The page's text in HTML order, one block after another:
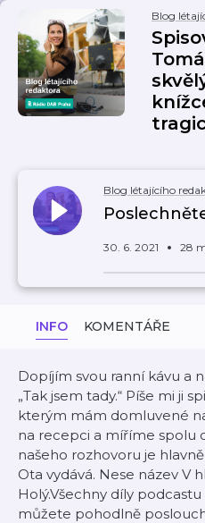
Blog
Blog létajícího
30. 6. 2021 28
INFO KOMENTÁŘE
Dopíjím svou ranní kávu a
„Tak jsem tady.“ Píše mi ji
kterým mám domluvené
na recepci a míříme spolu
našeho rozhovoru je
Ota vydává. Nese název V
Holý.Všechny díly
můžete pohodlně